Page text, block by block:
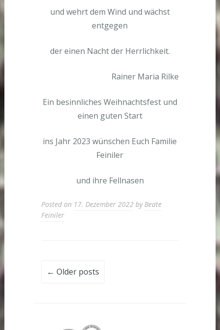
und wehrt dem Wind und wächst
entgegen
der einen Nacht der Herrlichkeit.
Rainer Maria Rilke
Ein besinnliches Weihnachtsfest und
einen guten Start
ins Jahr 2023 wünschen Euch Familie
Feiniler
und ihre Fellnasen
Posted on 17. Dezember 2022byBeate
Feiniler
Posts
← Older posts